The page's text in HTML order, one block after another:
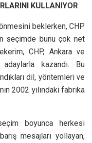
KULLANIYOR
beklerken, CHP
seçimde bunu çok net
CHP, Ankara ve
adaylarla kazandı. Bu
dil, yöntemleri ve
2002 yılındaki fabrika
boyunca herkesi
mesajları yollayan,